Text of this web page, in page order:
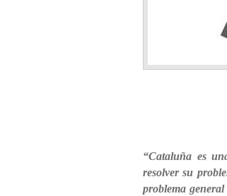
“Cataluña es
resolver su
problema